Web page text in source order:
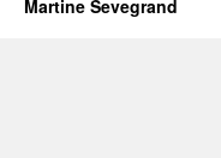
Martine Sevegrand